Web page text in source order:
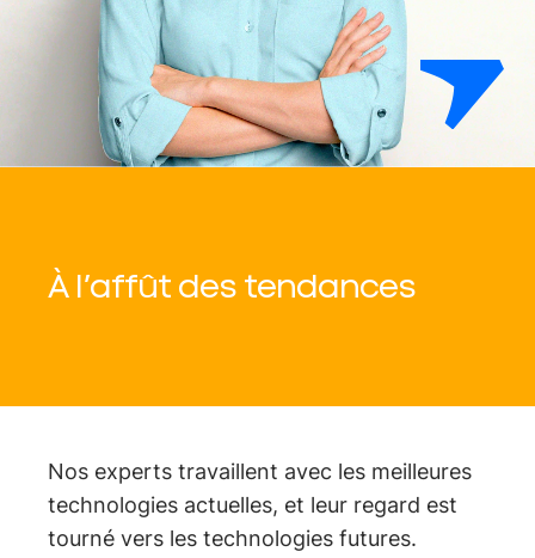
À l’affût des tendances
Nos experts travaillent avec les meilleures
technologies actuelles, et leur regard est
tourné vers les technologies futures.